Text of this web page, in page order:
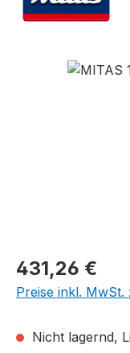
Bildergalerie
Regulärer Preis:
431,26 €
Preise inkl.
Nicht lagernd,